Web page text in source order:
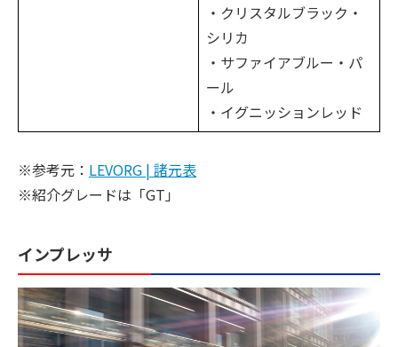
・クリスタルブラック・
シリカ
・サファイアブルー・パ
ール
・イグニッションレッド
※参考元： LEVORG | 諸元表
※紹介グレードは「GT」
インプレッサ